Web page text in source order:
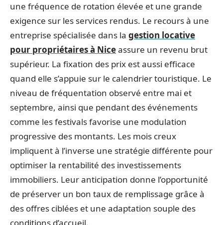
une fréquence de rotation élevée et une grande
exigence sur les services rendus. Le recours à une
entreprise spécialisée dans la gestion locative
pour propriétaires à Niceassure un revenu brut
supérieur. La fixation des prix est aussi efficace
quand elle s’appuie sur le calendrier touristique. Le
niveau de fréquentation observé entre mai et
septembre, ainsi que pendant des événements
comme les festivals favorise une modulation
progressive des montants. Les mois creux
impliquent à l’inverse une stratégie différente pour
optimiser la rentabilité des investissements
immobiliers. Leur anticipation donne l’opportunité
de préserver un bon taux de remplissage grâce à
des offres ciblées et une adaptation souple des